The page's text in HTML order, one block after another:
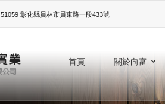
51059 彰化縣員林市員東路一段433號‎
首頁 關於向富